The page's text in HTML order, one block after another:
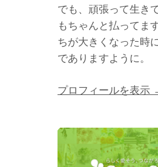
でも、頑張って生き
もちゃんと払ってま
ちが大きくなった時
でありますように。
プロフィールを表示